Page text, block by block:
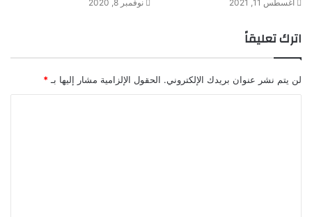
أغسطس 11, 2021 نوفمبر 8, 2020
اترك تعليقاً
لن يتم نشر عنوان بريدك الإلكتروني. الحقول الإلزامية مشار إليها بـ *